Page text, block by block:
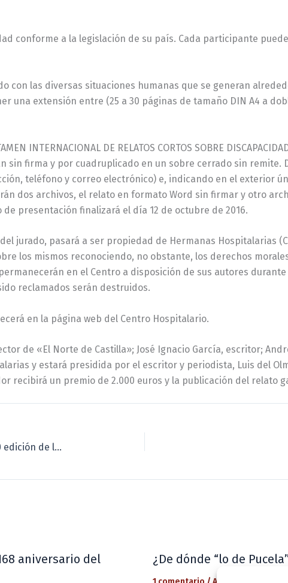
conforme a la legislación de su país. Cada participante
con las diversas situaciones humanas que se generan
una extensión entre (25 a 30 páginas de tamaño DIN A4 a
INTERNACIONAL DE RELATOS CORTOS SOBRE
sin firma y por cuadruplicado en un sobre cerrado sin
teléfono y correo electrónico) e, indicando en el exterior
dos archivos, el relato en formato Word sin firmar y otro
presentación finalizará el día 12 de octubre de 2016.
jurado, pasará a ser propiedad de Hermanas Hospitalarias
los mismos reconociendo, no obstante, los derechos
en el Centro a disposición de sus autores
reclamados serán destruidos.
en la página web del Centro Hospitalario.
de «El Norte de Castilla»; José Ignacio García, escritor;
y estará presidida por el escritor y periodista, Luis del
recibirá un premio de 2.000 euros y la publicación del relato
Los jóvenes y niños serán protagonistas en la 50 edición de la Feria del Libro
aniversario del
¿De dónde “lo de